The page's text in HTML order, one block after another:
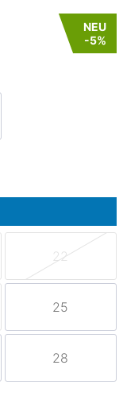
NEU
-5%
22
25
28